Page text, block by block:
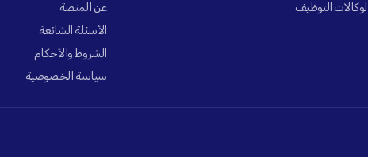
لوكالات التوظيف
عن المنصة
الأسئلة الشائعة
الشروط والأحكام
سياسة الخصوصية